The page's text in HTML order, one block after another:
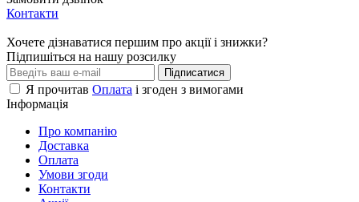
Контакти
Хочете дізнаватися першим про акції і знижки?
Підпишіться на нашу розсилку
Підписатися
Я прочитав Оплата і згоден з вимогами
Інформація
Про компанію
Доставка
Оплата
Умови згоди
Контакти